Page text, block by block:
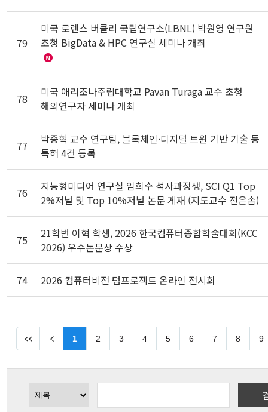
79
미국 로렌스 버클리 국립연구소(LBNL) 박원영 연구원
초청 BigData & HPC 연구실 세미나 개최
78
미국 애리조나주립대학교 Pavan Turaga 교수 초청
해외연구자 세미나 개최
77
박종혁 교수 연구팀, 블록체인·디지털 트윈 기반 기술 등
특허 4건 등록
76
지능형미디어 연구실 임희수 석사과정생, SCI Q1 Top
2%저널 및 Top 10%저널 논문 게재 (지도교수 전은솜)
75
21학번 이혁 학생, 2026 한국컴퓨터종합학술대회(KCC
2026) 우수논문상 수상
74 2026 컴퓨터비전 텀프로젝트 온라인 전시회
1 2 3 4 5 6 7 8 9